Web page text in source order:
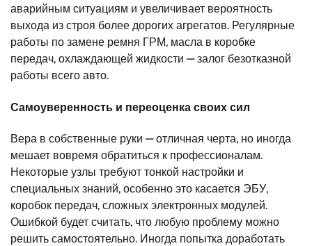
аварийным ситуациям и увеличивает вероятность
выхода из строя более дорогих агрегатов. Регулярные
работы по замене ремня ГРМ, масла в коробке
передач, охлаждающей жидкости — залог безотказной
работы всего авто.
Самоуверенность и переоценка своих сил
Вера в собственные руки — отличная черта, но иногда
мешает вовремя обратиться к профессионалам.
Некоторые узлы требуют тонкой настройки и
специальных знаний, особенно это касается ЭБУ,
коробок передач, сложных электронных модулей.
Ошибкой будет считать, что любую проблему можно
решить самостоятельно. Иногда попытка доработать